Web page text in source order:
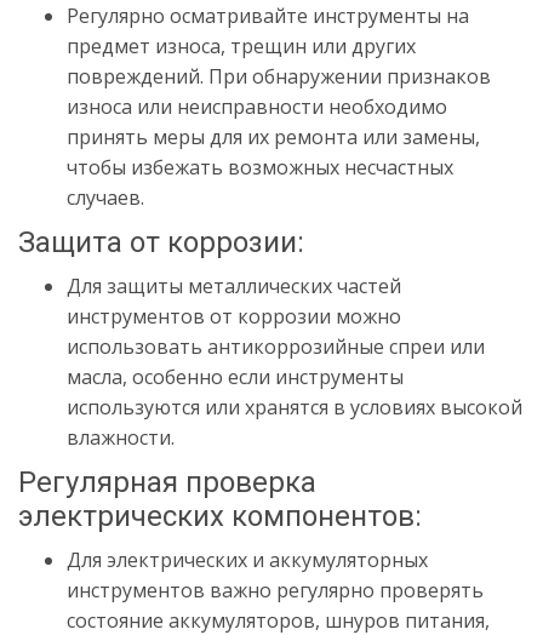
Регулярно осматривайте инструменты на
предмет износа, трещин или других
повреждений. При обнаружении признаков
износа или неисправности необходимо
принять меры для их ремонта или замены,
чтобы избежать возможных несчастных
случаев.
Защита от коррозии:
Для защиты металлических частей
инструментов от коррозии можно
использовать антикоррозийные спреи или
масла, особенно если инструменты
используются или хранятся в условиях высокой
влажности.
Регулярная проверка
электрических компонентов:
Для электрических и аккумуляторных
инструментов важно регулярно проверять
состояние аккумуляторов, шнуров питания,